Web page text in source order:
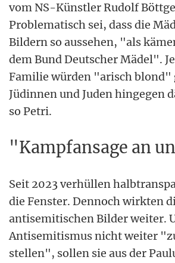
vom NS-Künstler Rudolf
Problematisch sei, dass die
Bildern so aussehen, "als
dem Bund Deutscher Mädel".
Familie würden "arisch blond"
Jüdinnen und Juden hingegen
so Petri.
"Kampfansage an
Seit 2023 verhüllen
die Fenster. Dennoch wirkten
antisemitischen Bilder weiter.
Antisemitismus nicht weiter
stellen", sollen sie aus der